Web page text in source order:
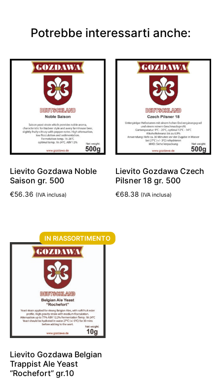
Potrebbe interessarti anche:
Lievito Gozdawa Noble
Saison gr. 500
€56.36 (IVA inclusa)
Lievito Gozdawa Czech
Pilsner 18 gr. 500
€68.38 (IVA inclusa)
IN RIASSORTIMENTO
Lievito Gozdawa Belgian
Trappist Ale Yeast
“Rochefort” gr.10